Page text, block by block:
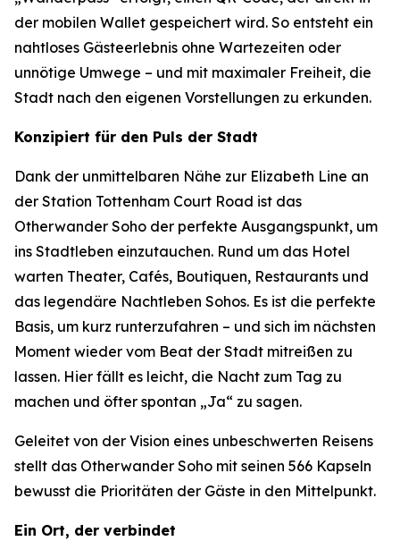
der mobilen Wallet gespeichert wird. So entsteht ein
nahtloses Gästeerlebnis ohne Wartezeiten oder
unnötige Umwege – und mit maximaler Freiheit, die
Stadt nach den eigenen Vorstellungen zu erkunden.
Konzipiert für den Puls der Stadt
Dank der unmittelbaren Nähe zur Elizabeth Line an
der Station Tottenham Court Road ist das
Otherwander Soho der perfekte Ausgangspunkt, um
ins Stadtleben einzutauchen. Rund um das Hotel
warten Theater, Cafés, Boutiquen, Restaurants und
das legendäre Nachtleben Sohos. Es ist die perfekte
Basis, um kurz runterzufahren – und sich im nächsten
Moment wieder vom Beat der Stadt mitreißen zu
lassen. Hier fällt es leicht, die Nacht zum Tag zu
machen und öfter spontan „Ja“ zu sagen.
Geleitet von der Vision eines unbeschwerten Reisens
stellt das Otherwander Soho mit seinen 566 Kapseln
bewusst die Prioritäten der Gäste in den Mittelpunkt.
Ein Ort, der verbindet